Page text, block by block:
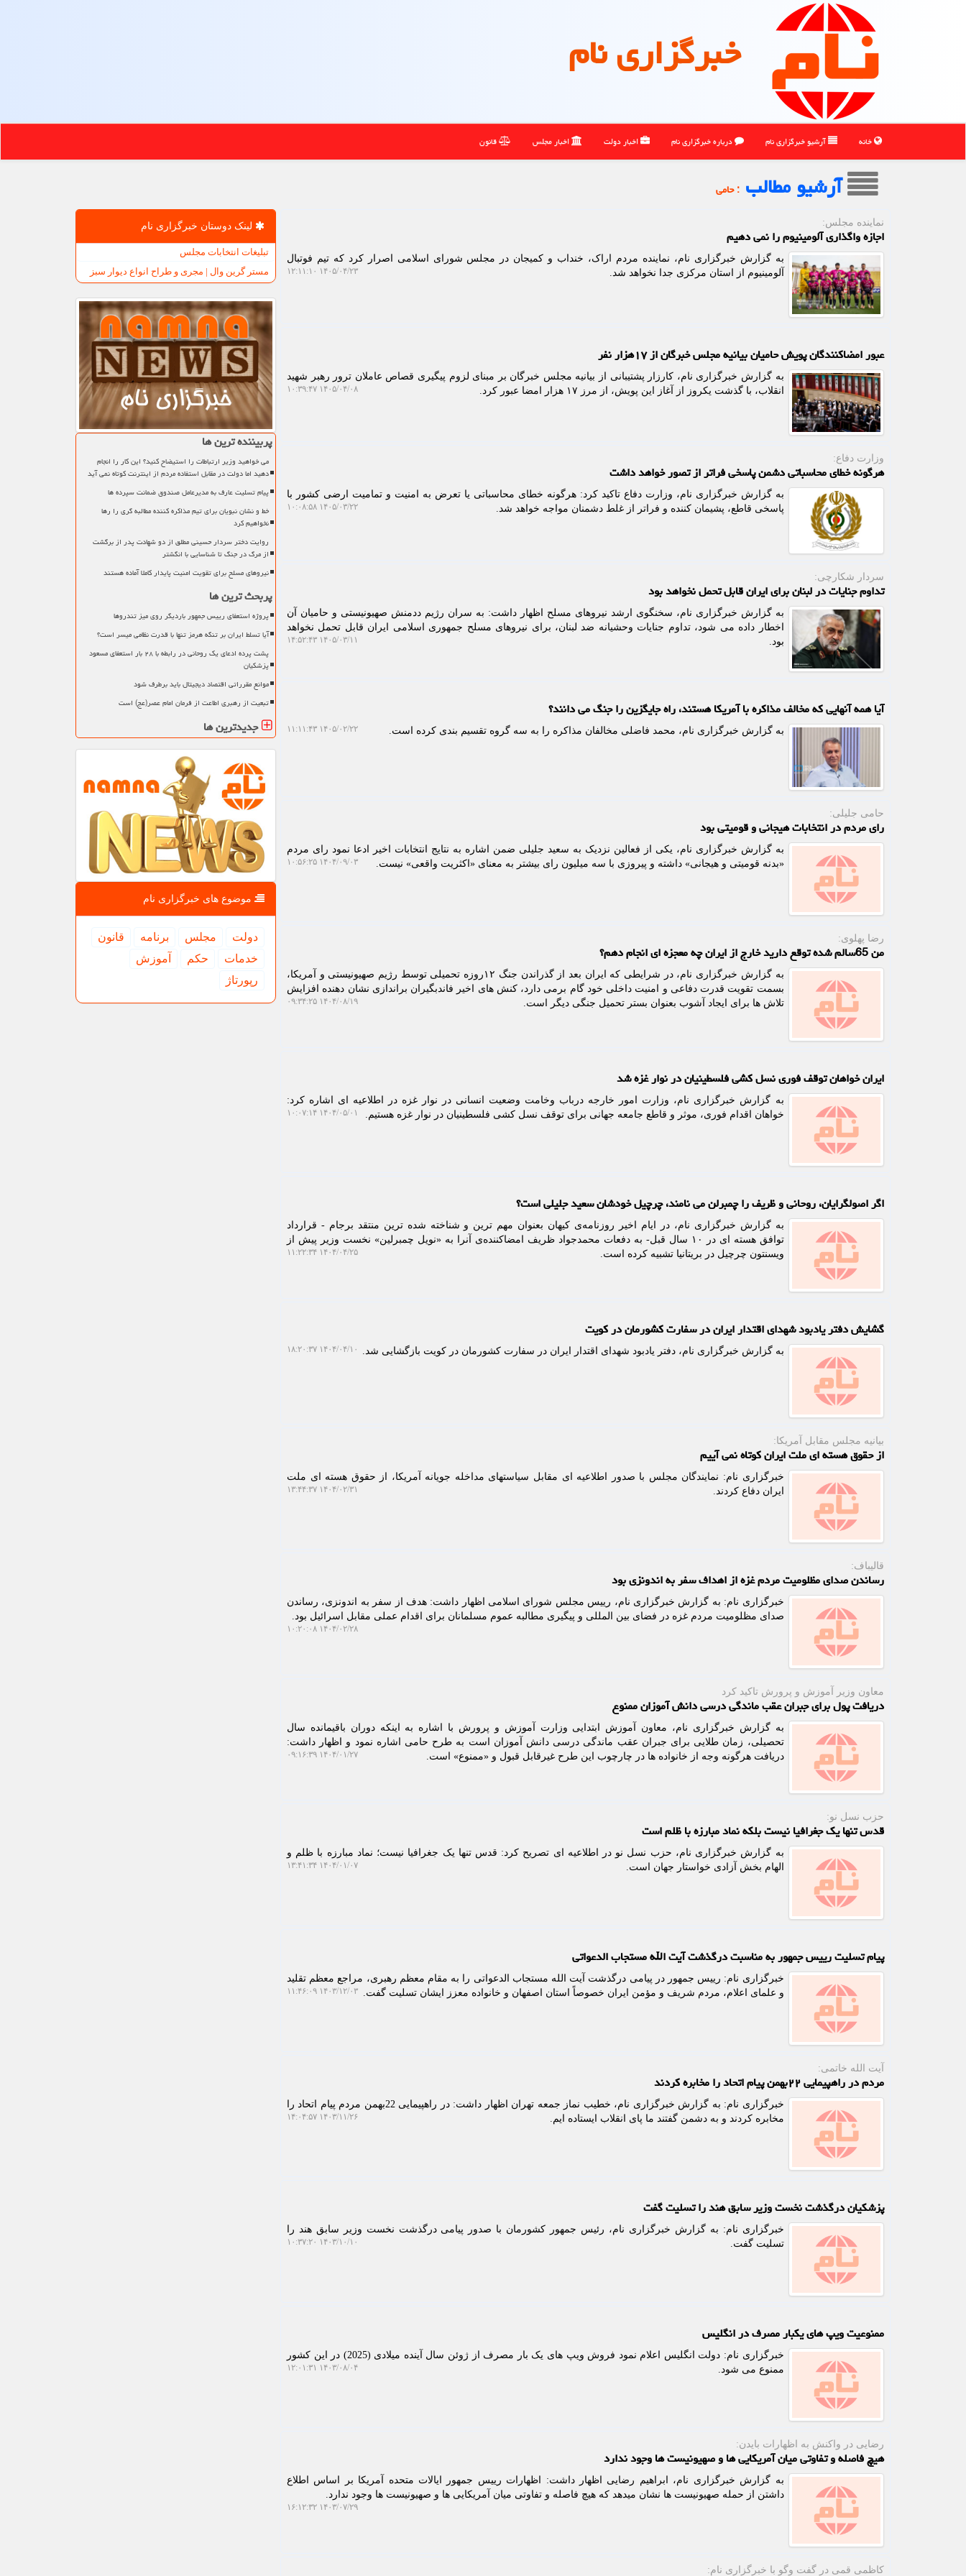
خبرگزاری نام
خانه آرشیو خبرگزاری نام درباره خبرگزاری نام اخبار دولت اخبار مجلس قانون
آرشیو مطالب : حامی
نماینده مجلس:
اجازه واگذاری آلومینیوم را نمی دهیم
به گزارش خبرگزاری نام، نماینده مردم اراک، خنداب و کمیجان در مجلس شورای اسلامی اصرار کرد که تیم فوتبال
آلومینیوم از استان مرکزی جدا نخواهد شد.
۱۴۰۵/۰۴/۲۳ ۱۲:۱۱:۱۰
عبور امضاکنندگان پویش حامیان بیانیه مجلس خبرگان از ۱۷هزار نفر
به گزارش خبرگزاری نام، کارزار پشتیبانی از بیانیه مجلس خبرگان بر مبنای لزوم پیگیری قصاص عاملان ترور رهبر شهید
انقلاب، با گذشت یکروز از آغاز این پویش، از مرز ۱۷ هزار امضا عبور کرد.
۱۴۰۵/۰۴/۰۸ ۱۰:۳۹:۴۷
وزارت دفاع:
هرگونه خطای محاسباتی دشمن پاسخی فراتر از تصور خواهد داشت
به گزارش خبرگزاری نام، وزارت دفاع تاکید کرد: هرگونه خطای محاسباتی یا تعرض به امنیت و تمامیت ارضی کشور با
پاسخی قاطع، پشیمان کننده و فراتر از غلط دشمنان مواجه خواهد شد.
۱۴۰۵/۰۳/۲۲ ۱۰:۰۸:۵۸
سردار شکارچی:
تداوم جنایات در لبنان برای ایران قابل تحمل نخواهد بود
به گزارش خبرگزاری نام، سخنگوی ارشد نیروهای مسلح اظهار داشت: به سران رژیم ددمنش صهیونیستی و حامیان آن
اخطار داده می شود، تداوم جنایات وحشیانه ضد لبنان، برای نیروهای مسلح جمهوری اسلامی ایران قابل تحمل نخواهد
بود.
۱۴۰۵/۰۳/۱۱ ۱۴:۵۲:۴۳
آیا همه آنهایی که مخالف مذاکره با آمریکا هستند، راه جایگزین را جنگ می دانند؟
به گزارش خبرگزاری نام، محمد فاضلی مخالفان مذاکره را به سه گروه تقسیم بندی کرده است. ۱۴۰۵/۰۲/۲۲ ۱۱:۱۱:۴۳
حامی جلیلی:
رای مردم در انتخابات هیجانی و قومیتی بود
به گزارش خبرگزاری نام، یکی از فعالین نزدیک به سعید جلیلی ضمن اشاره به نتایج انتخابات اخیر ادعا نمود رای مردم
«بدنه قومیتی و هیجانی» داشته و پیروزی با سه میلیون رای بیشتر به معنای «اکثریت واقعی» نیست.
۱۴۰۴/۰۹/۰۳ ۱۰:۵۶:۲۵
رضا پهلوی:
من 65سالم شده توقع دارید خارج از ایران چه معجزه ای انجام دهم؟
به گزارش خبرگزاری نام، در شرایطی که ایران بعد از گذراندن جنگ ۱۲روزه تحمیلی توسط رژیم صهیونیستی و آمریکا،
بسمت تقویت قدرت دفاعی و امنیت داخلی خود گام برمی دارد، کنش های اخیر فاندبگیران براندازی نشان دهنده افزایش
تلاش ها برای ایجاد آشوب بعنوان بستر تحمیل جنگی دیگر است.
۱۴۰۴/۰۸/۱۹ ۰۹:۳۴:۲۵
ایران خواهان توقف فوری نسل کشی فلسطینیان در نوار غزه شد
به گزارش خبرگزاری نام، وزارت امور خارجه درباب وخامت وضعیت انسانی در نوار غزه در اطلاعیه ای اشاره کرد:
خواهان اقدام فوری، موثر و قاطع جامعه جهانی برای توقف نسل کشی فلسطینیان در نوار غزه هستیم.
۱۴۰۴/۰۵/۰۱ ۱۰:۰۷:۱۴
اگر اصولگرایان، روحانی و ظریف را چمبرلن می نامند، چرچیل خودشان سعید جلیلی است؟
به گزارش خبرگزاری نام، در ایام اخیر روزنامه‌ی کیهان بعنوان مهم ترین و شناخته شده ترین منتقد برجام - قرارداد
توافق هسته ای در ۱۰ سال قبل- به دفعات محمدجواد ظریف امضاکننده‌ی آنرا به «نویل چمبرلین» نخست وزیر پیش از
ویسنتون چرچیل در بریتانیا تشبیه کرده است.
۱۴۰۴/۰۴/۲۵ ۱۱:۲۲:۳۴
گشایش دفتر یادبود شهدای اقتدار ایران در سفارت کشورمان در کویت
به گزارش خبرگزاری نام، دفتر یادبود شهدای اقتدار ایران در سفارت کشورمان در کویت بازگشایی شد. ۱۴۰۴/۰۴/۱۰ ۱۸:۲۰:۳۷
بیانیه مجلس مقابل آمریکا:
از حقوق هسته ای ملت ایران کوتاه نمی آییم
خبرگزاری نام: نمایندگان مجلس با صدور اطلاعیه ای مقابل سیاستهای مداخله جویانه آمریکا، از حقوق هسته ای ملت
ایران دفاع کردند.
۱۴۰۴/۰۲/۳۱ ۱۳:۴۴:۳۷
قالیباف:
رساندن صدای مظلومیت مردم غزه از اهداف سفر به اندونزی بود
خبرگزاری نام: به گزارش خبرگزاری نام، رییس مجلس شورای اسلامی اظهار داشت: هدف از سفر به اندونزی، رساندن
صدای مظلومیت مردم غزه در فضای بین المللی و پیگیری مطالبه عموم مسلمانان برای اقدام عملی مقابل اسرائیل بود.
۱۴۰۴/۰۲/۲۸ ۱۰:۲۰:۰۸
معاون وزیر آموزش و پرورش تاكید كرد
دریافت پول برای جبران عقب ماندگی درسی دانش آموزان ممنوع
به گزارش خبرگزاری نام، معاون آموزش ابتدایی وزارت آموزش و پرورش با اشاره به اینکه دوران باقیمانده سال
تحصیلی، زمان طلایی برای جبران عقب ماندگی درسی دانش آموزان است به طرح حامی اشاره نمود و اظهار داشت:
دریافت هرگونه وجه از خانواده ها در چارچوب این طرح غیرقابل قبول و «ممنوع» است.
۱۴۰۴/۰۱/۲۷ ۰۹:۱۶:۳۹
حزب نسل نو:
قدس تنها یک جغرافیا نیست بلکه نماد مبارزه با ظلم است
به گزارش خبرگزاری نام، حزب نسل نو در اطلاعیه ای تصریح کرد: قدس تنها یک جغرافیا نیست؛ نماد مبارزه با ظلم و
الهام بخش آزادی خواستار جهان است.
۱۴۰۴/۰۱/۰۷ ۱۳:۴۱:۳۴
پیام تسلیت رییس جمهور به مناسبت درگذشت آیت الله مستجاب الدعواتی
خبرگزاری نام: رییس جمهور در پیامی درگذشت آیت الله مستجاب الدعواتی را به مقام معظم رهبری، مراجع معظم تقلید
و علمای اعلام، مردم شریف و مؤمن ایران خصوصاً استان اصفهان و خانواده معزز ایشان تسلیت گفت.
۱۴۰۳/۱۲/۰۳ ۱۱:۴۶:۰۹
آیت الله خاتمی:
مردم در راهپیمایی ۲۲بهمن پیام اتحاد را مخابره کردند
خبرگزاری نام: به گزارش خبرگزاری نام، خطیب نماز جمعه تهران اظهار داشت: در راهپیمایی 22بهمن مردم پیام اتحاد را
مخابره کردند و به دشمن گفتند ما پای انقلاب ایستاده ایم.
۱۴۰۳/۱۱/۲۶ ۱۴:۰۴:۵۷
پزشکیان درگذشت نخست وزیر سابق هند را تسلیت گفت
خبرگزاری نام: به گزارش خبرگزاری نام، رئیس جمهور کشورمان با صدور پیامی درگذشت نخست وزیر سابق هند را
تسلیت گفت.
۱۴۰۳/۱۰/۱۰ ۱۰:۳۷:۲۰
ممنوعیت ویپ های یکبار مصرف در انگلیس
خبرگزاری نام: دولت انگلیس اعلام نمود فروش ویپ های یک بار مصرف از ژوئن سال آینده میلادی (2025) در این کشور
ممنوع می شود.
۱۴۰۳/۰۸/۰۴ ۱۲:۰۱:۳۱
رضایی در واكنش به اظهارات بایدن:
هیچ فاصله و تفاوتی میان آمریکایی ها و صهیونیست ها وجود ندارد
به گزارش خبرگزاری نام، ابراهیم رضایی اظهار داشت: اظهارات رییس جمهور ایالات متحده آمریکا بر اساس اطلاع
داشتن از حمله صهیونیست ها نشان میدهد که هیچ فاصله و تفاوتی میان آمریکایی ها و صهیونیست ها وجود ندارد.
۱۴۰۳/۰۷/۲۹ ۱۶:۱۲:۳۲
كاظمی قمی در گفت وگو با خبرگزاری نام:
لینک دوستان خبرگزاری نام
تبلیغات انتخابات مجلس
مستر گرین وال | مجری و طراح انواع دیوار سبز
پربیننده ترین ها
می خواهید وزیر ارتباطات را استیضاح کنید؟ این کار را انجام
دهید اما دولت در مقابل استفاده مردم از اینترنت کوتاه نمی آید
پیام تسلیت عارف به مدیرعامل صندوق ضمانت سپرده ها
خط و نشان نبویان برای تیم مذاکره کننده مطالبه گری را رها
نخواهیم کرد
روایت دختر سردار حسینی مطلق از دو شهادت پدر از برگشت
از مرگ در جنگ تا شناسایی با انگشتر
نیروهای مسلح برای تقویت امنیت پایدار کاملا آماده هستند
پربحث ترین ها
پروژه استعفای رییس جمهور باردیگر روی میز تندروها
آیا تسلط ایران بر تنگه هرمز تنها با قدرت نظامی میسر است؟
پشت پرده ادعای یک روحانی در رابطه با ۲۸ بار استعفای مسعود
پزشکیان
موانع مقرراتی اقتصاد دیجیتال باید برطرف شود
تبعیت از رهبری اطاعت از فرمان امام عصر(عج) است
جدیدترین ها
موضوع های خبرگزاری نام
دولت مجلس برنامه
قانون
خدمات
حكم
آموزش
رپورتاژ